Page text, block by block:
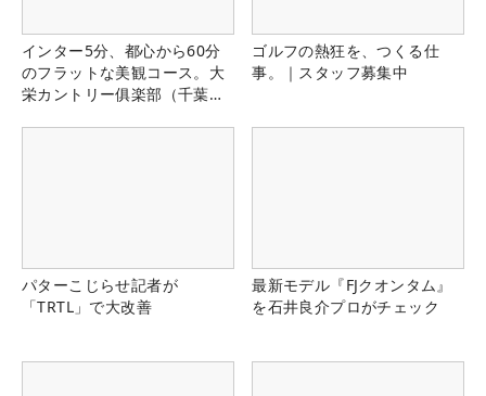
インター5分、都心から60分
のフラットな美観コース。大
栄カントリー俱楽部（千葉
ゴルフの熱狂を、つくる仕
事。｜スタッフ募集中
パターこじらせ記者が
「TRTL」で大改善
最新モデル『FJクオンタム』
を石井良介プロがチェック